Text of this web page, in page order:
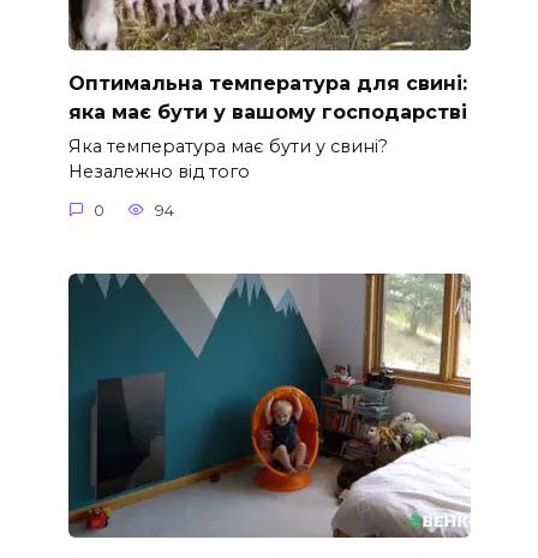
Оптимальна температура для свині:
яка має бути у вашому господарстві
Яка температура має бути у свині?
Незалежно від того
0 94